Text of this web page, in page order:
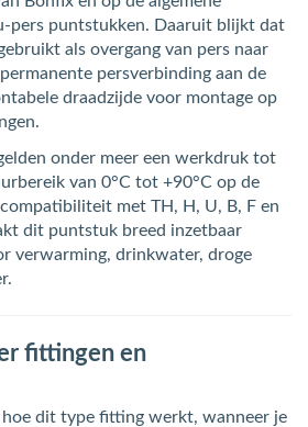
pers puntstukken. Daaruit blijkt dat
als overgang van pers naar
persverbinding aan de
draadzijde voor montage op
onder meer een werkdruk tot
van 0°C tot +90°C op de
met TH, H, U, B, F en
dit puntstuk breed inzetbaar
verwarming, drinkwater, droge
fittingen en
dit type fitting werkt, wanneer je